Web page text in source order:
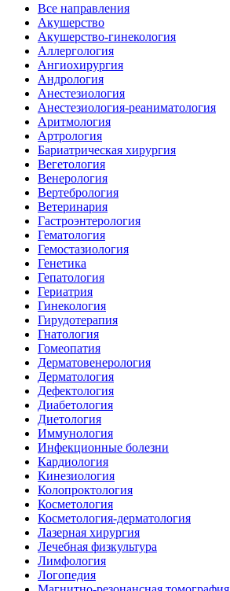
Все направления
Акушерство
Акушерство-гинекология
Аллергология
Ангиохирургия
Андрология
Анестезиология
Анестезиология-реаниматология
Аритмология
Артрология
Бариатрическая хирургия
Вегетология
Венерология
Вертебрология
Ветеринария
Гастроэнтерология
Гематология
Гемостазиология
Генетика
Гепатология
Гериатрия
Гинекология
Гирудотерапия
Гнатология
Гомеопатия
Дерматовенерология
Дерматология
Дефектология
Диабетология
Диетология
Иммунология
Инфекционные болезни
Кардиология
Кинезиология
Колопроктология
Косметология
Косметология-дерматология
Лазерная хирургия
Лечебная физкультура
Лимфология
Логопедия